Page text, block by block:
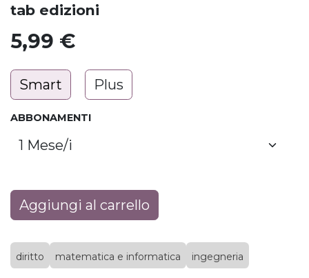
tab edizioni
5,99 €
Smart Plus
ABBONAMENTI
Aggiungi al carrello
diritto matematica e informatica ingegneria